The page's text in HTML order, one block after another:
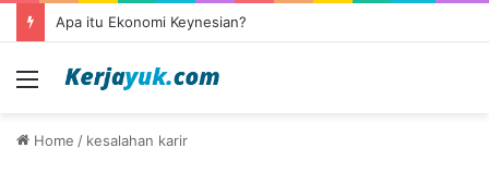
Apa itu Ekonomi Keynesian?
Menu
Home / kesalahan karir